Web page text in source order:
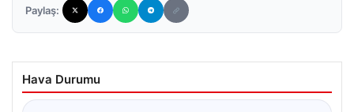
Paylaş:
Hava Durumu